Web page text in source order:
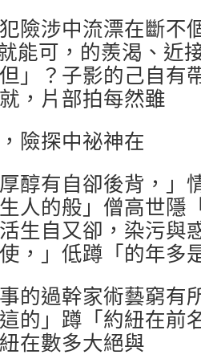
險涉中流漂在斷不
能可，的羨渴、近
」？子影的己自有
，片部拍每然雖
險探中祕神在
醇有自卻後背，」
人的般」僧高世隱
生自又卻，染污與
，」低蹲「的年多
的過幹家術藝窮有
的」蹲「約紐在前
在數多大絕與